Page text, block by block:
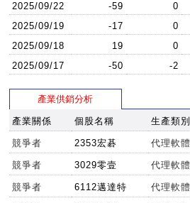
2025/09/22
-59 0
2025/09/19
-17 0
2025/09/18
19 0
2025/09/17
-50 -2
產業供銷分析
產業關係 個股名稱 生產類別
競爭者 2353宏碁 代理軟體
競爭者 3029零壹 代理軟體
競爭者 6112邁達特 代理軟體